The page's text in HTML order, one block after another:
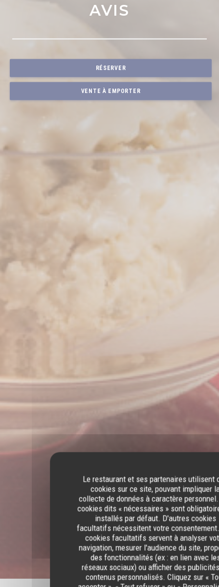
Le restaurant et ses partenaires utilisent
cookies sur ce site, pouvant impliquer
collecte de données à caractère
cookies dits « nécessaires » sont
installés par défaut. D'autres cookies
facultatifs nécessitent votre
cookies facultatifs servent à analyser
navigation, mesurer l'audience du site,
des fonctionnalités (ex : en lien avec
réseaux sociaux) ou afficher des
contenus personnalisés. Cliquez sur «
AVIS
RÉSERVER
VENTE À EMPORTER